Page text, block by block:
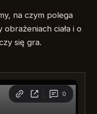
na czym polega
ciała i o
się gra.